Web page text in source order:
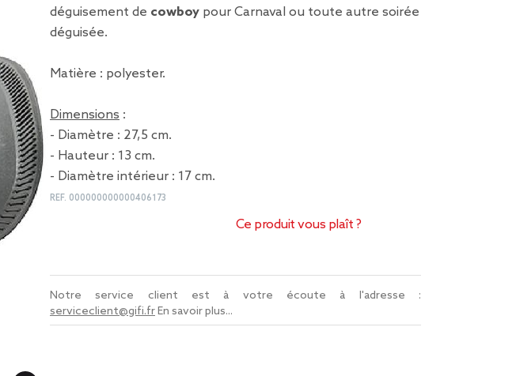
déguisement de cowboy pour Carnaval ou toute autre soirée
déguisée.
Matière : polyester.
Dimensions :
- Diamètre : 27,5 cm.
- Hauteur : 13 cm.
- Diamètre intérieur : 17 cm.
REF. 000000000000406173
Ce produit vous plaît ?
Notre service client est à votre écoute à l'adresse :
serviceclient@gifi.frEn savoir plus...